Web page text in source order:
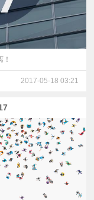
2017-05-18 03:21